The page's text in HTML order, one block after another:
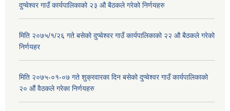
दुप्चेश्वर गाउँ कार्यपालिकाको २३ औ बैठकले गरेको निर्णयहरु
मिति २०७५/१/२६ गते बसेको दुप्चेश्वर गाउँ कार्यपालिकाको २२ औ बैठकले गरेको
निर्णयहर
मिति २०७५-०१-०७ गते शुक्रवारका दिन बसेको दुप्चेश्वर गाउँ कार्यपालिकाको
२० औं वैठकले गरेका निर्णयहरु